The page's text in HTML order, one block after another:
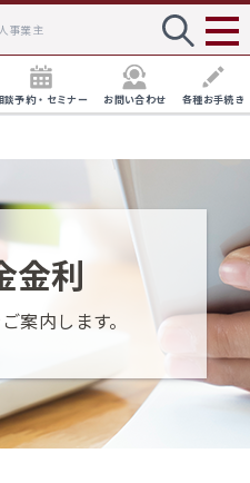
事業主
談予約・セミナー お問い合わせ 各種お手続き
円貨預金
ローン
デビットカード
確定拠出型年金
ット支店
ジ
数料
関するご相談
談
座
へ
ト支店口座
へ
金利
案内します。